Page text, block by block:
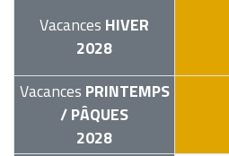
Vacances HIVER
2028
Vacances PRINTEMPS
/ PÂQUES
2028